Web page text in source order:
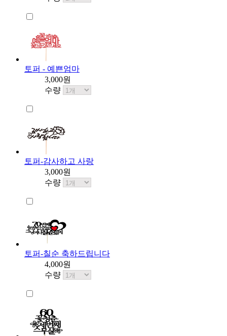
토퍼 - 예쁜엄마
3,000원
수량
토퍼-감사하고 사랑
3,000원
수량
토퍼-칠순 축하드립니다
4,000원
수량